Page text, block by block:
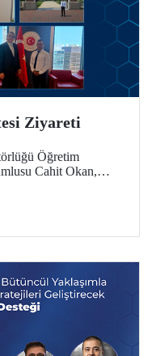
Ziyareti
Öğretim
Cahit Okan,
önde gelen